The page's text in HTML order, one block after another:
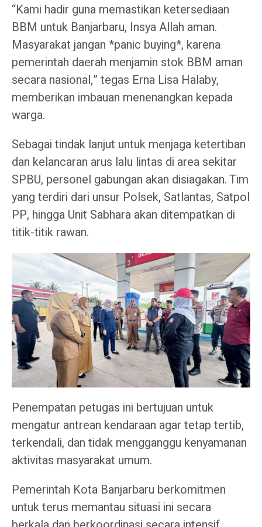
“Kami hadir guna memastikan ketersediaan
BBM untuk Banjarbaru, Insya Allah aman.
Masyarakat jangan *panic buying*, karena
pemerintah daerah menjamin stok BBM aman
secara nasional,” tegas Erna Lisa Halaby,
memberikan imbauan menenangkan kepada
warga.
Sebagai tindak lanjut untuk menjaga ketertiban
dan kelancaran arus lalu lintas di area sekitar
SPBU, personel gabungan akan disiagakan. Tim
yang terdiri dari unsur Polsek, Satlantas, Satpol
PP, hingga Unit Sabhara akan ditempatkan di
titik-titik rawan.
Penempatan petugas ini bertujuan untuk
mengatur antrean kendaraan agar tetap tertib,
terkendali, dan tidak mengganggu kenyamanan
aktivitas masyarakat umum.
Pemerintah Kota Banjarbaru berkomitmen
untuk terus memantau situasi ini secara